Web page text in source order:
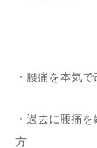
・腰痛を本気
・過去に腰痛
方